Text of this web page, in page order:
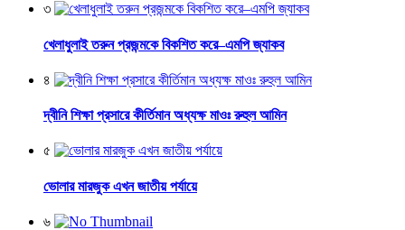
৩
খেলাধুলাই তরুন প্রজন্মকে বিকশিত করে–এমপি জ্যাকব
৪
দ্বীনি শিক্ষা প্রসারে কীর্তিমান অধ্যক্ষ মাওঃ রুহুল আমিন
৫
ভোলার মারজুক এখন জাতীয় পর্যায়ে
৬